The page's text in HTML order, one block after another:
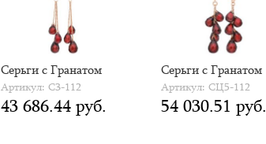
Серьги с Гранатом
Артикул: С3-112
43 686.44 руб.
Серьги с Гранатом
Артикул: СЦ5-112
54 030.51 руб.